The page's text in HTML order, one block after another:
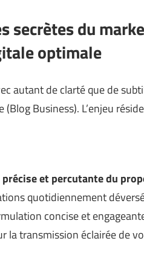
secrètes du
optimale
autant de clarté que de
(Blog Business). L’enjeu
et percutante du
quotidiennement
concise et
la transmission éclairée de